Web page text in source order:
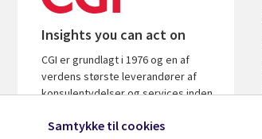
Insights you can act on
CGI er grundlagt i 1976 og en af
verdens største leverandører af
konsulentydelser og services inden
leverer indsigt og løsninger, der
Samtykke til cookies